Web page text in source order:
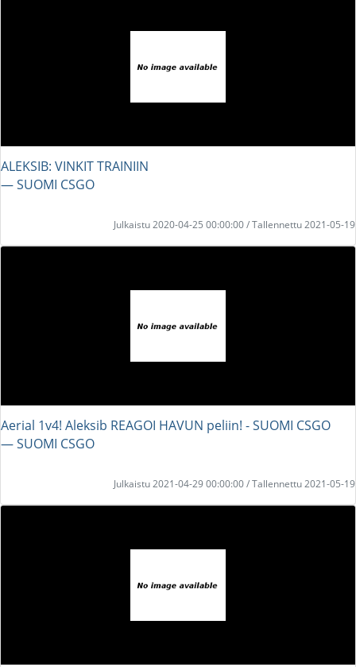
ALEKSIB: VINKIT TRAINIIN
― SUOMI CSGO
Julkaistu 2020-04-25 00:00:00 / Tallennettu 2021-05-19
Aerial 1v4! Aleksib REAGOI HAVUN peliin! - SUOMI CSGO
― SUOMI CSGO
Julkaistu 2021-04-29 00:00:00 / Tallennettu 2021-05-19